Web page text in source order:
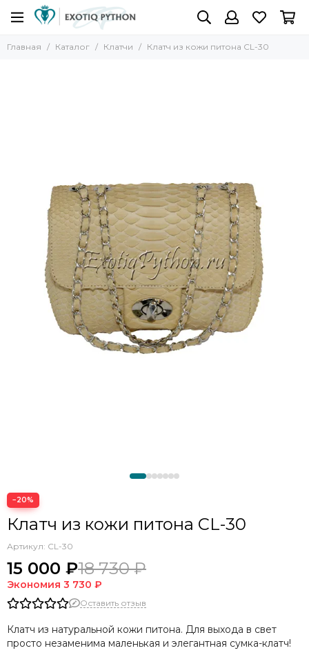
Главная Каталог Клатчи Клатч из кожи питона CL-30
−20%
Клатч из кожи питона CL-30
Артикул: CL-30
15 000 ₽18 730 ₽
Экономия 3 730 ₽
Оставить отзыв
Клатч из натуральной кожи питона. Для выхода в свет
просто незаменима маленькая и элегантная сумка-клатч!